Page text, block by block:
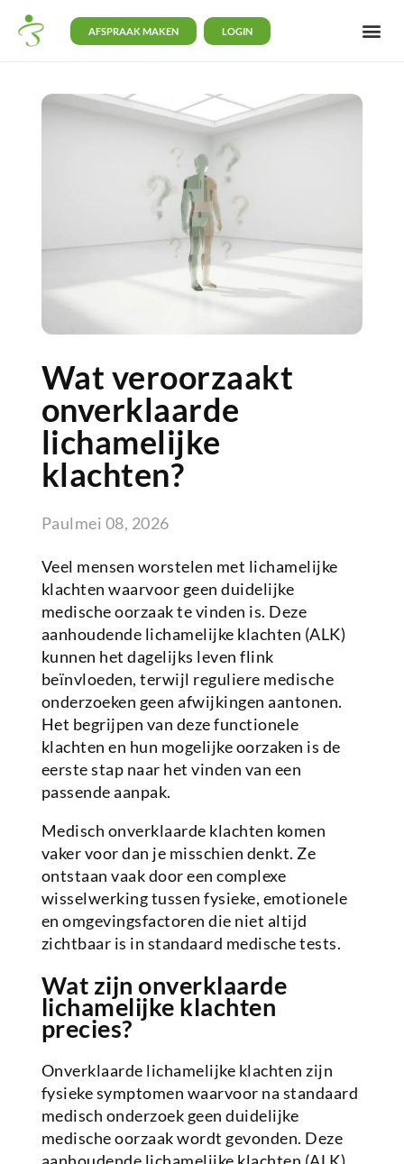
AFSPRAAK MAKEN LOGIN
Wat veroorzaakt
onverklaarde
lichamelijke
klachten?
Paulmei 08, 2026
Veel mensen worstelen met lichamelijke
klachten waarvoor geen duidelijke
medische oorzaak te vinden is. Deze
aanhoudende lichamelijke klachten (ALK)
kunnen het dagelijks leven flink
beïnvloeden, terwijl reguliere medische
onderzoeken geen afwijkingen aantonen.
Het begrijpen van deze functionele
klachten en hun mogelijke oorzaken is de
eerste stap naar het vinden van een
passende aanpak.
Medisch onverklaarde klachten komen
vaker voor dan je misschien denkt. Ze
ontstaan vaak door een complexe
wisselwerking tussen fysieke, emotionele
en omgevingsfactoren die niet altijd
zichtbaar is in standaard medische tests.
Wat zijn onverklaarde
lichamelijke klachten
precies?
Onverklaarde lichamelijke klachten zijn
fysieke symptomen waarvoor na standaard
medisch onderzoek geen duidelijke
medische oorzaak wordt gevonden. Deze